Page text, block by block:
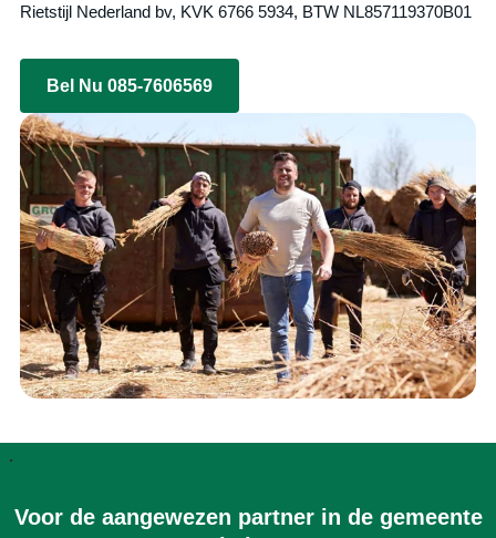
Rietstijl Nederland bv, KVK 6766 5934, BTW NL857119370B01
Bel Nu 085-7606569
.
Voor de aangewezen partner in de gemeente